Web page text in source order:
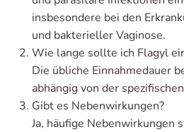
insbesondere bei den
und bakterieller Vaginose.
Wie lange sollte ich Flagyl
Die übliche Einnahmedauer
abhängig von der
Gibt es Nebenwirkungen?
Ja, häufige Nebenwirkungen